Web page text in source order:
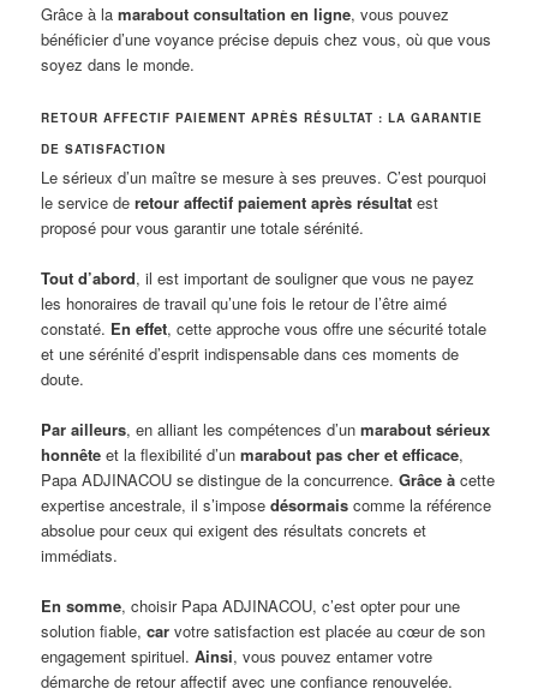
Grâce à lamarabout consultation en ligne, vous pouvez
bénéficier d’une voyance précise depuis chez vous, où que vous
soyez dans le monde.
RETOUR AFFECTIF PAIEMENT APRÈS RÉSULTAT : LA GARANTIE
DE SATISFACTION
Le sérieux d’un maître se mesure à ses preuves. C’est pourquoi
le service deretour affectif paiement après résultat est
proposé pour vous garantir une totale sérénité.
Tout d’abord, il est important de souligner que vous ne payez
les honoraires de travail qu’une fois le retour de l’être aimé
constaté. En effet, cette approche vous offre une sécurité totale
et une sérénité d’esprit indispensable dans ces moments de
doute.
Par ailleurs, en alliant les compétences d’unmarabout sérieux
honnête et la flexibilité d’unmarabout pas cher et efficace,
Papa ADJINACOU se distingue de la concurrence.Grâce à cette
expertise ancestrale, il s’imposedésormais comme la référence
absolue pour ceux qui exigent des résultats concrets et
immédiats.
En somme, choisir Papa ADJINACOU, c’est opter pour une
solution fiable,car votre satisfaction est placée au cœur de son
engagement spirituel.Ainsi, vous pouvez entamer votre
démarche de retour affectif avec une confiance renouvelée.